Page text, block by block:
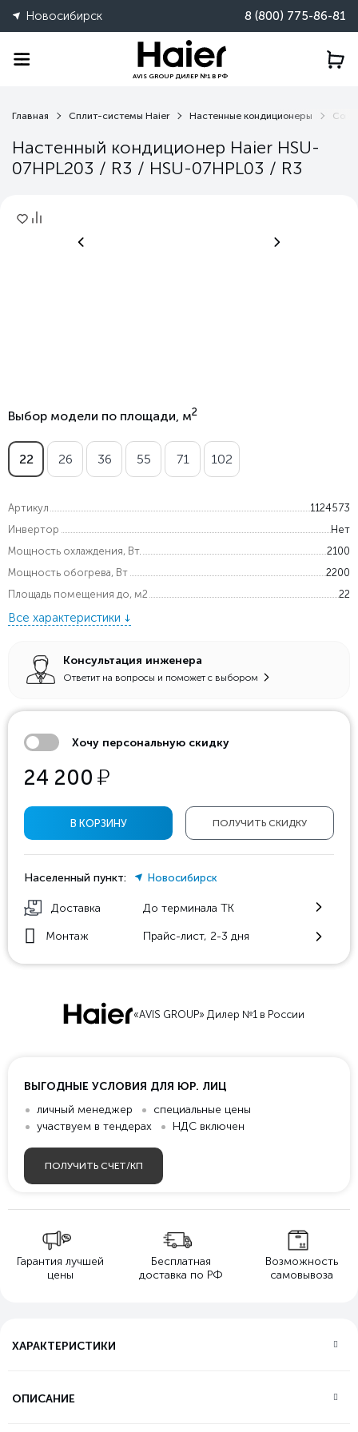
Новосибирск 8 (800) 775-86-81
AVIS GROUP ДИЛЕР №1 В РФ
Главная Сплит-системы Haier Настенные кондиционеры
Настенный кондиционер Haier HSU-
07HPL203 / R3 / HSU-07HPL03 / R3
Выбор модели по площади, м2
22 26 36 55 71 102
Артикул
1124573
Инвертор
Нет
Мощность охлаждения, Вт.
2100
Мощность обогрева, Вт
2200
Площадь помещения до, м2
22
Все характеристики
Консультация инженера
Ответит на вопросы и поможет с выбором
Хочу персональную скидку
24 200 у
ПОЛУЧИТЬ СКИДКУ
В КОРЗИНУ
Населенный пункт: Новосибирск
Доставка До терминала ТК
Монтаж Прайс-лист, 2-3 дня
«AVIS GROUP» Дилер №1 в России
ВЫГОДНЫЕ УСЛОВИЯ ДЛЯ ЮР. ЛИЦ
личный менеджер
специальные цены
участвуем в тендерах
НДС включен
ПОЛУЧИТЬ СЧЕТ/КП
Гарантия лучшей
цены
Бесплатная
доставка по РФ
Возможность
самовывоза
ХАРАКТЕРИСТИКИ
ОПИСАНИЕ